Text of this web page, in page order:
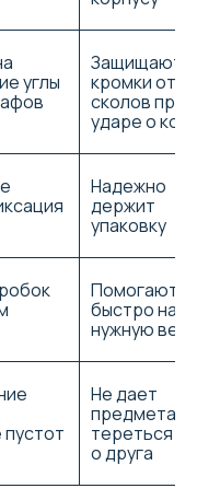
углы
Защищают
кромки от
сколов при
ударе о
Надежно
держит
упаковку
Помогают
быстро
нужную
Не дает
предметам
тереться
о друга